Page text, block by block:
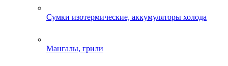
Сумки изотермические, аккумуляторы холода
Мангалы, грили